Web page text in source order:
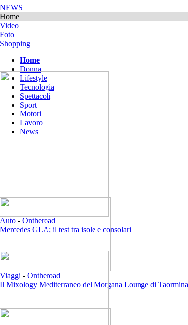
NEWS
Home
Video
Foto
Shopping
Home
Donna
Lifestyle
Tecnologia
Spettacoli
Sport
Motori
Lavoro
News
Auto - Ontheroad
Mercedes GLA; il test tra isole e consolari
Viaggi - Ontheroad
Il Mixology Mediterraneo del Morgana Lounge di Taormina